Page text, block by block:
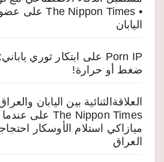
• The Nippon Times
على
اليابان
Porn IP على ابتكار ثوري
ضغط أو حرارة!
العلاقةالثنائية بين اليابان
The Nippon Times على
ميازاكي استلام الأوسكار
العراق